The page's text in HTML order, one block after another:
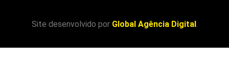
Site desenvolvido por Global Agência Digital.